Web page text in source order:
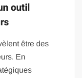
outil
être des
En